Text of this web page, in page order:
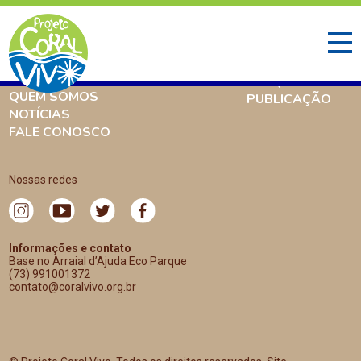
INÍCIO
AMBIENTE CORALÍNEO
QUEM SOMOS
NOTÍCIAS
PESQUISA
PUBLICAÇÃO
FALE CONOSCO
Nossas redes
Informações e contato
Base no Arraial d’Ajuda Eco Parque
(73) 991001372
contato@coralvivo.org.br